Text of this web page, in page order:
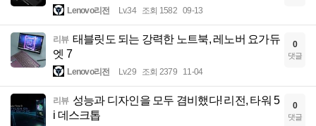
Lenovo리전 Lv.34 조회 1582 09-13
리뷰 태블릿도 되는 강력한 노트북, 레노버 요가듀
엣 7
Lenovo리전 Lv.29 조회 2379 11-04
0
댓글
리뷰 성능과 디자인을 모두 겸비했다! 리전, 타워 5
i 데스크톱
0
댓글